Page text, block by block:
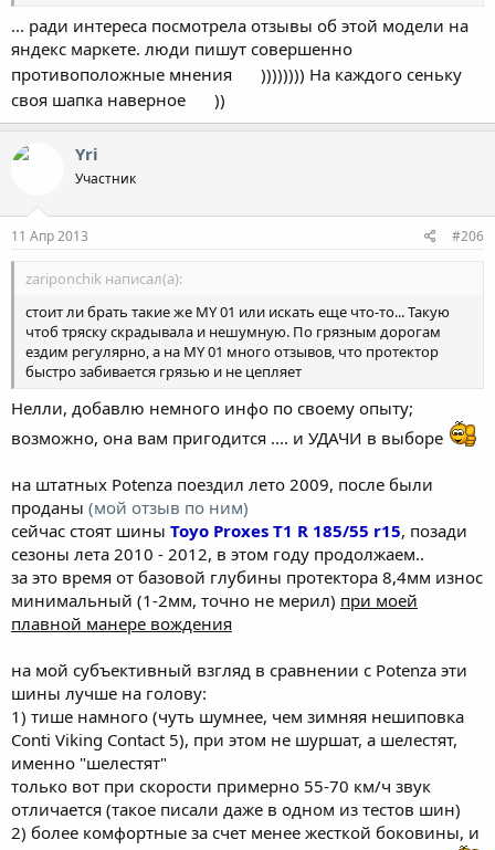
... ради интереса посмотрела отзывы об этой модели на
яндекс маркете. люди пишут совершенно
противоположные мнения
)))))))) На каждого сеньку
своя шапка наверное
))
Yri
Участник
11 Апр 2013 #206
zariponchik написал(а):
стоит ли брать такие же MY 01 или искать еще что-то... Такую
чтоб тряску скрадывала и нешумную. По грязным дорогам
ездим регулярно, а на MY 01 много отзывов, что протектор
быстро забивается грязью и не цепляет
Нелли, добавлю немного инфо по своему опыту;
возможно, она вам пригодится .... и УДАЧИ в выборе
на штатных Potenza поездил лето 2009, после были
проданы (мой отзыв по ним)
сейчас стоят шины Toyo Proxes T1 R 185/55 r15, позади
сезоны лета 2010 - 2012, в этом году продолжаем..
за это время от базовой глубины протектора 8,4мм износ
минимальный (1-2мм, точно не мерил) при моей
плавной манере вождения
на мой субъективный взгляд в сравнении с Potenza эти
шины лучше на голову:
1) тише намного (чуть шумнее, чем зимняя нешиповка
Conti Viking Contact 5), при этом не шуршат, а шелестят,
именно "шелестят"
только вот при скорости примерно 55-70 км/ч звук
отличается (такое писали даже в одном из тестов шин)
2) более комфортные за счет менее жесткой боковины, и